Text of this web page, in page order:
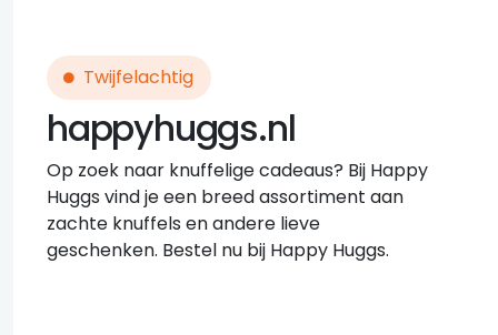
Twijfelachtig
happyhuggs.nl
Op zoek naar knuffelige cadeaus? Bij Happy
Huggs vind je een breed assortiment aan
zachte knuffels en andere lieve
geschenken. Bestel nu bij Happy Huggs.